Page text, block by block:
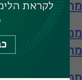
מתקדמים
מפגש עם
מתקדמים
לקראת